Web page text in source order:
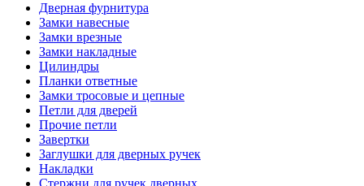
Дверная фурнитура
Замки навесные
Замки врезные
Замки накладные
Цилиндры
Планки ответные
Замки тросовые и цепные
Петли для дверей
Прочие петли
Завертки
Заглушки для дверных ручек
Накладки
Стержни для ручек дверных